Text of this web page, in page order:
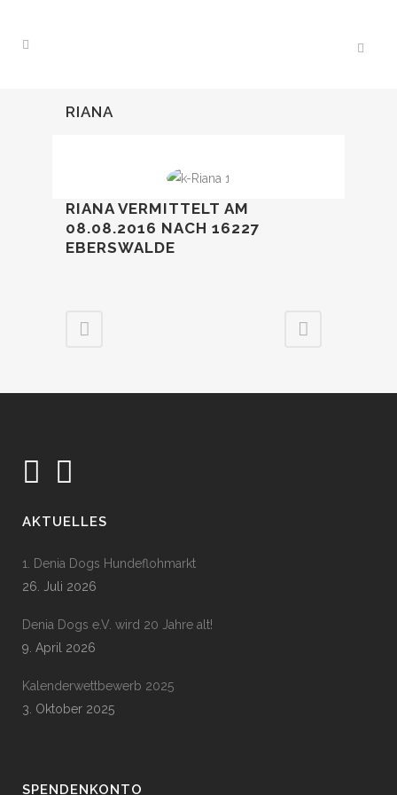
RIANA
RIANA VERMITTELT AM
08.08.2016 NACH 16227
EBERSWALDE
AKTUELLES
1. Denia Dogs Hundeflohmarkt
26. Juli 2026
Denia Dogs e.V. wird 20 Jahre alt!
9. April 2026
Kalenderwettbewerb 2025
3. Oktober 2025
SPENDENKONTO